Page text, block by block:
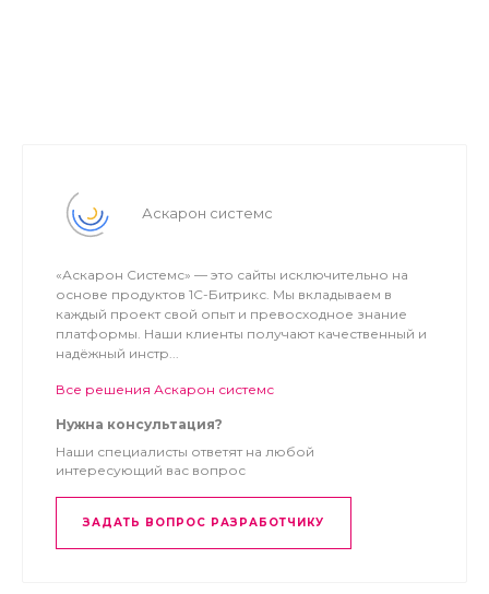
Аскарон системс
«Аскарон Системс» — это сайты исключительно на
основе продуктов 1С-Битрикс. Мы вкладываем в
каждый проект свой опыт и превосходное знание
платформы. Наши клиенты получают качественный и
надёжный инстр...
Все решения Аскарон системс
Нужна консультация?
Наши специалисты ответят на любой
интересующий вас вопрос
ЗАДАТЬ ВОПРОС РАЗРАБОТЧИКУ